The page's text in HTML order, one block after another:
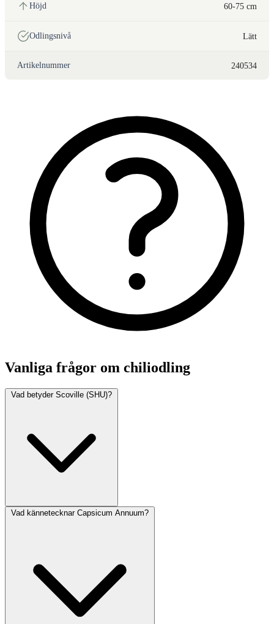
Höjd 60-75 cm
Odlingsnivå Lätt
Artikelnummer 240534
Vanliga frågor om chiliodling
Vad betyder Scoville (SHU)?
Vad kännetecknar Capsicum Annuum?